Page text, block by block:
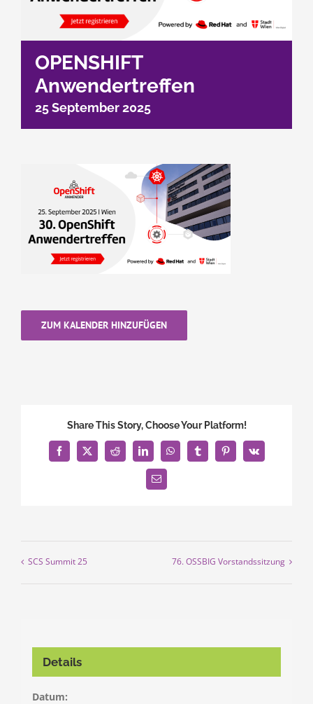
OPENSHIFT
Anwendertreffen
25 September 2025
ZUM KALENDER HINZUFÜGEN
Share This Story, Choose Your Platform!
Facebook
X Reddit LinkedInWhatsAppTumblrPinterest
Vk
E-
Mail
SCS Summit 25 76. OSSBIG Vorstandssitzung
Details
Datum: